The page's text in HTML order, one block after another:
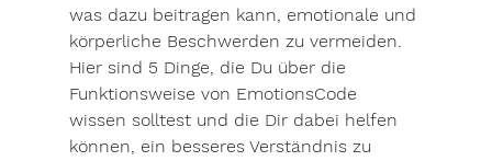
was dazu beitragen kann, emotionale und
körperliche Beschwerden zu vermeiden.
Hier sind 5 Dinge, die Du über die
Funktionsweise von EmotionsCode
wissen solltest und die Dir dabei helfen
können, ein besseres Verständnis zu